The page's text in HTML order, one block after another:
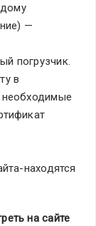
—
погрузчик.
в
необходимые
находятся
на сайте